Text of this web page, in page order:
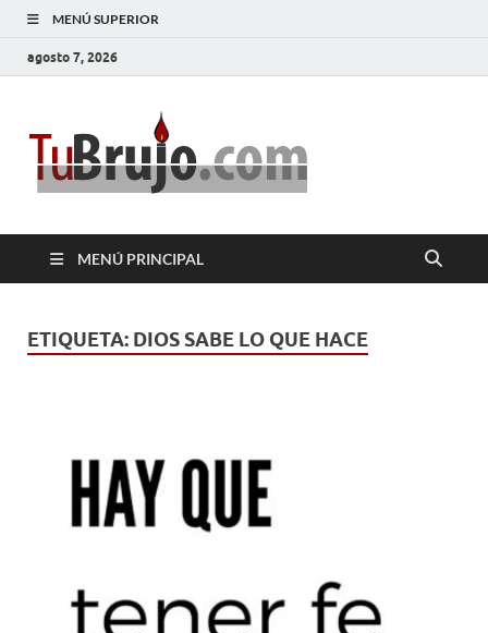
MENÚ SUPERIOR
agosto 7, 2026
MENÚ PRINCIPAL
ETIQUETA: DIOS SABE LO QUE HACE